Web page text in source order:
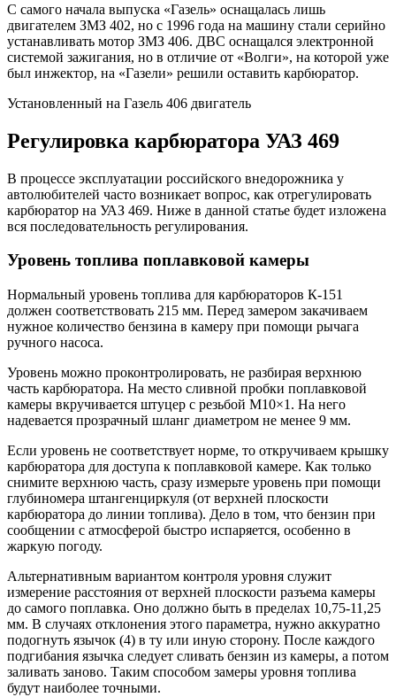
С самого начала выпуска «Газель» оснащалась лишь
двигателем ЗМЗ 402, но с 1996 года на машину стали серийно
устанавливать мотор ЗМЗ 406. ДВС оснащался электронной
системой зажигания, но в отличие от «Волги», на которой уже
был инжектор, на «Газели» решили оставить карбюратор.
Установленный на Газель 406 двигатель
Регулировка карбюратора УАЗ 469
В процессе эксплуатации российского внедорожника у
автолюбителей часто возникает вопрос, как отрегулировать
карбюратор на УАЗ 469. Ниже в данной статье будет изложена
вся последовательность регулирования.
Уровень топлива поплавковой камеры
Нормальный уровень топлива для карбюраторов К-151
должен соответствовать 215 мм. Перед замером закачиваем
нужное количество бензина в камеру при помощи рычага
ручного насоса.
Уровень можно проконтролировать, не разбирая верхнюю
часть карбюратора. На место сливной пробки поплавковой
камеры вкручивается штуцер с резьбой М10×1. На него
надевается прозрачный шланг диаметром не менее 9 мм.
Если уровень не соответствует норме, то откручиваем крышку
карбюратора для доступа к поплавковой камере. Как только
снимите верхнюю часть, сразу измерьте уровень при помощи
глубиномера штангенциркуля (от верхней плоскости
карбюратора до линии топлива). Дело в том, что бензин при
сообщении с атмосферой быстро испаряется, особенно в
жаркую погоду.
Альтернативным вариантом контроля уровня служит
измерение расстояния от верхней плоскости разъема камеры
до самого поплавка. Оно должно быть в пределах 10,75-11,25
мм. В случаях отклонения этого параметра, нужно аккуратно
подогнуть язычок (4) в ту или иную сторону. После каждого
подгибания язычка следует сливать бензин из камеры, а потом
заливать заново. Таким способом замеры уровня топлива
будут наиболее точными.